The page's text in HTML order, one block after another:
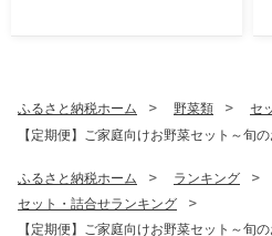
ふるさと納税ホーム 野菜類
セ
【定期便】ご家庭向けお野菜セット～旬
ふるさと納税ホーム ランキング
セット・詰合せランキング
【定期便】ご家庭向けお野菜セット～旬